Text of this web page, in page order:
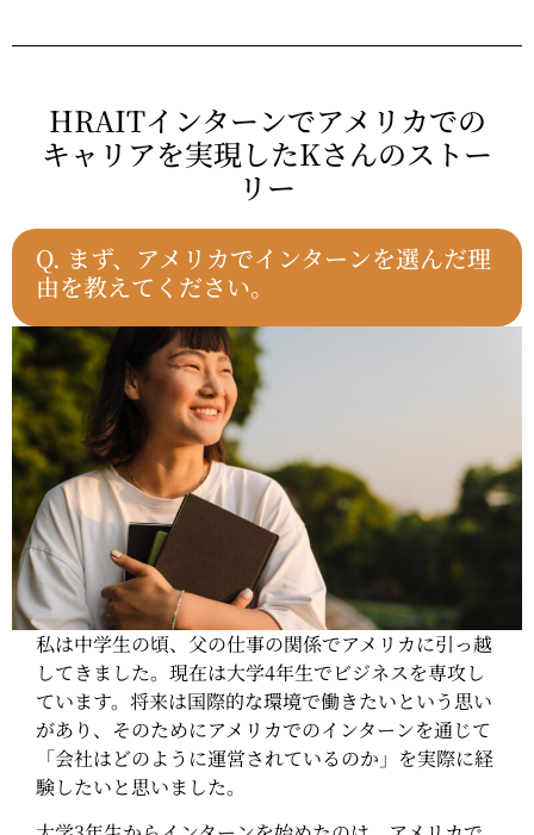
HRAITインターンでアメリカでの
キャリアを実現したKさんのストー
リー
Q. まず、アメリカでインターンを選んだ理
由を教えてください。
私は中学生の頃、父の仕事の関係でアメリカに引っ越
してきました。現在は大学4年生でビジネスを専攻し
ています。将来は国際的な環境で働きたいという思い
があり、そのためにアメリカでのインターンを通じて
「会社はどのように運営されているのか」を実際に経
験したいと思いました。